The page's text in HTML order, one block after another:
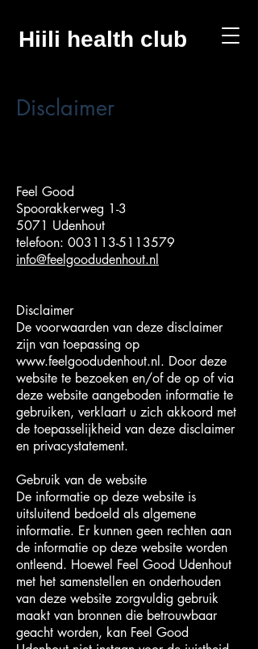
Hiili health club
Disclaimer
Feel Good
Spoorakkerweg 1-3
5071 Udenhout
telefoon: 003113-5113579
info@feelgoodudenhout.nl
Disclaimer
De voorwaarden van deze disclaimer
zijn van toepassing op
www.feelgoodudenhout.nl. Door deze
website te bezoeken en/of de op of via
deze website aangeboden informatie te
gebruiken, verklaart u zich akkoord met
de toepasselijkheid van deze disclaimer
en privacystatement.
Gebruik van de website
De informatie op deze website is
uitsluitend bedoeld als algemene
informatie. Er kunnen geen rechten aan
de informatie op deze website worden
ontleend. Hoewel Feel Good Udenhout
met het samenstellen en onderhouden
van deze website zorgvuldig gebruik
maakt van bronnen die betrouwbaar
geacht worden, kan Feel Good